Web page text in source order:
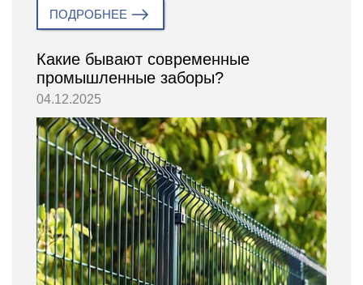
ПОДРОБНЕЕ
Какие бывают современные
промышленные заборы?
04.12.2025